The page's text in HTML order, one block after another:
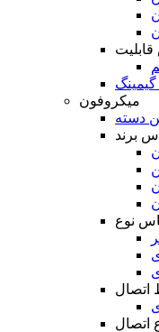
میکروفون
دسته
برند
نوع
اتصال
اتصال